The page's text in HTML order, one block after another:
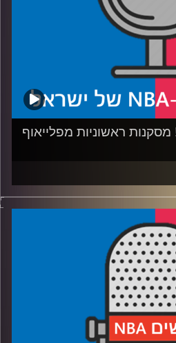
של סיום הסיבוב הראשון
מסקנות ראשוניות מפלייאוף
סורוקה, שרון דוידוביץ', משה
קול האוניברסיטה.